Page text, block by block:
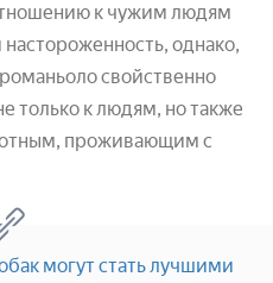
к чужим людям
однако,
свойственно
только к людям, но также
проживающим с
могут стать лучшими